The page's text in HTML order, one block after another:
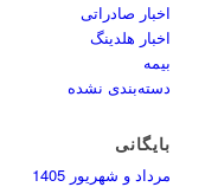
اخبار صادراتی
اخبار هلدینگ
بیمه
دسته‌بندی نشده
بایگانی
مرداد و شهریور 1405